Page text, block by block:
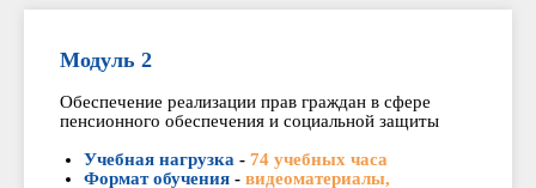
Модуль 2
Обеспечение реализации прав граждан в сфере
пенсионного обеспечения и социальной защиты
Учебная нагрузка - 74 учебных часа
Формат обучения - видеоматериалы,